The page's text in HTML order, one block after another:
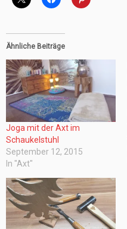
Ähnliche Beiträge
Joga mit der Axt im
Schaukelstuhl
September 12, 2015
In "Axt"